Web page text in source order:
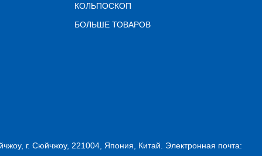
КОЛЬПОСКОП
БОЛЬШЕ ТОВАРОВ
г. Сюйчжоу, 221004, Япония, Китай. Электронная почта: